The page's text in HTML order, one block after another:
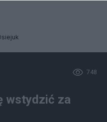
748
wstydzić za